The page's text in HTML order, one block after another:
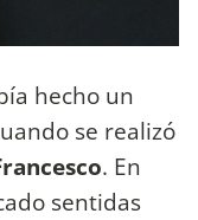
hecho un
se realizó
. En
sentidas